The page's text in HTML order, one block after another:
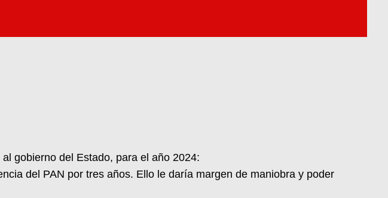
gobierno del Estado, para el año 2024:
del PAN por tres años. Ello le daría margen de maniobra y poder